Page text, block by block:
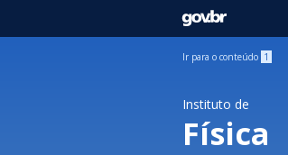
GOVBR
Ir para o conteúdo 1
Instituto de
Física